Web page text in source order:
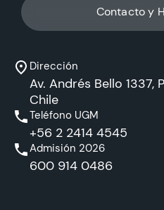
Contacto y
Dirección
Av. Andrés Bello 1337,
Chile
Teléfono UGM
+56 2 2414 4545
Admisión 2026
600 914 0486